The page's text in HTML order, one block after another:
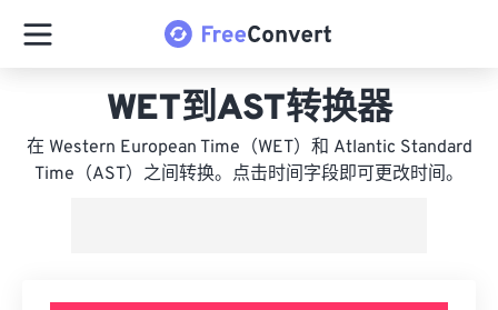
WET到AST转换器
在 Western European Time（WET）和 Atlantic Standard
Time（AST）之间转换。点击时间字段即可更改时间。